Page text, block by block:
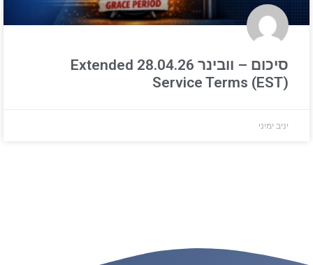
סיכום – וובינר 28.04.26 Extended
Service Terms (EST)
יניב ימיני